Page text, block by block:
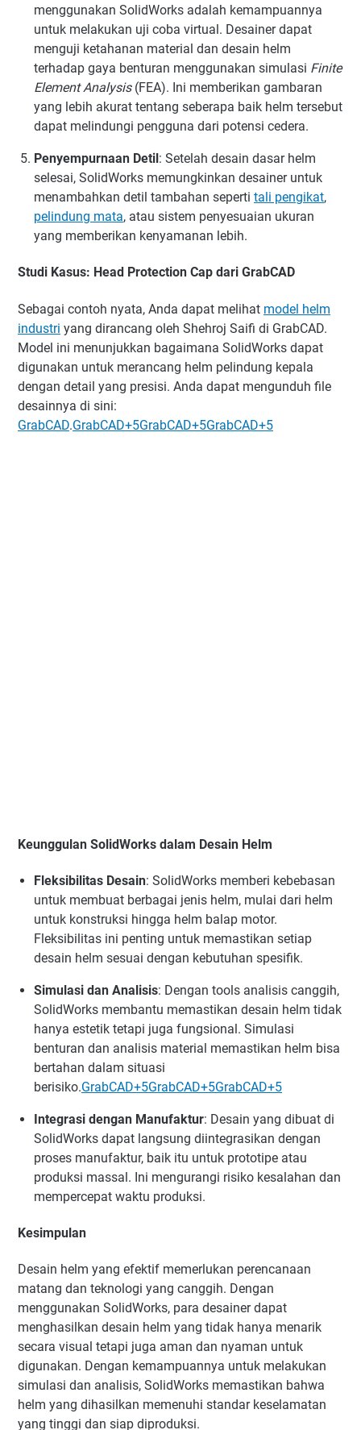
menggunakan SolidWorks adalah kemampuannya
untuk melakukan uji coba virtual. Desainer dapat
menguji ketahanan material dan desain helm
terhadap gaya benturan menggunakan simulasi Finite
Element Analysis(FEA). Ini memberikan gambaran
yang lebih akurat tentang seberapa baik helm tersebut
dapat melindungi pengguna dari potensi cedera.
Penyempurnaan Detil: Setelah desain dasar helm
selesai, SolidWorks memungkinkan desainer untuk
menambahkan detil tambahan seperti tali pengikat,
pelindung mata, atau sistem penyesuaian ukuran
yang memberikan kenyamanan lebih.
Studi Kasus: Head Protection Cap dari GrabCAD
Sebagai contoh nyata, Anda dapat melihat model helm
industri yang dirancang oleh Shehroj Saifi di GrabCAD.
Model ini menunjukkan bagaimana SolidWorks dapat
digunakan untuk merancang helm pelindung kepala
dengan detail yang presisi. Anda dapat mengunduh file
desainnya di sini:
GrabCAD.GrabCAD+5GrabCAD+5GrabCAD+5
Keunggulan SolidWorks dalam Desain Helm
Fleksibilitas Desain: SolidWorks memberi kebebasan
untuk membuat berbagai jenis helm, mulai dari helm
untuk konstruksi hingga helm balap motor.
Fleksibilitas ini penting untuk memastikan setiap
desain helm sesuai dengan kebutuhan spesifik.
Simulasi dan Analisis: Dengan tools analisis canggih,
SolidWorks membantu memastikan desain helm tidak
hanya estetik tetapi juga fungsional. Simulasi
benturan dan analisis material memastikan helm bisa
bertahan dalam situasi
berisiko.GrabCAD+5GrabCAD+5GrabCAD+5
Integrasi dengan Manufaktur: Desain yang dibuat di
SolidWorks dapat langsung diintegrasikan dengan
proses manufaktur, baik itu untuk prototipe atau
produksi massal. Ini mengurangi risiko kesalahan dan
mempercepat waktu produksi.
Kesimpulan
Desain helm yang efektif memerlukan perencanaan
matang dan teknologi yang canggih. Dengan
menggunakan SolidWorks, para desainer dapat
menghasilkan desain helm yang tidak hanya menarik
secara visual tetapi juga aman dan nyaman untuk
digunakan. Dengan kemampuannya untuk melakukan
simulasi dan analisis, SolidWorks memastikan bahwa
helm yang dihasilkan memenuhi standar keselamatan
yang tinggi dan siap diproduksi.